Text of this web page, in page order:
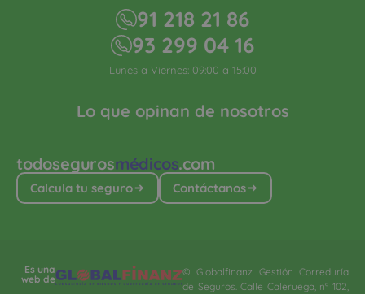
todosegurosmédicos.com
Calcula tu seguro Contáctanos
Lo que opinan de nosotros
91 218 21 86
93 299 04 16
Lunes a Viernes: 09:00 a 15:00
Es una
web de
© Globalfinanz Gestión Correduría
de Seguros. Calle Caleruega, nº 102,